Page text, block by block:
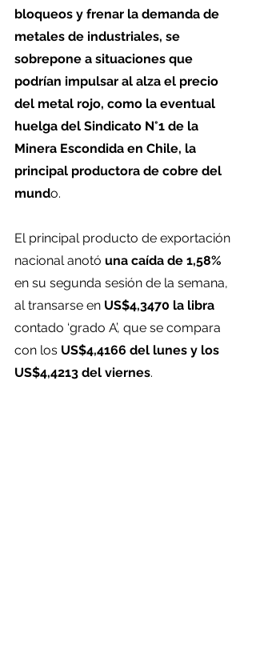
bloqueos y frenar la demanda de
metales de industriales, se
sobrepone a situaciones que
podrían impulsar al alza el precio
del metal rojo, como la eventual
huelga del Sindicato N°1 de la
Minera Escondida en Chile, la
principal productora de cobre del
mundo.
El principal producto de exportación
nacional anotó una caída de 1,58%
en su segunda sesión de la semana,
al transarse en US$4,3470 la libra
contado ‘grado A’, que se compara
con los US$4,4166 del lunes y los
US$4,4213 del viernes.